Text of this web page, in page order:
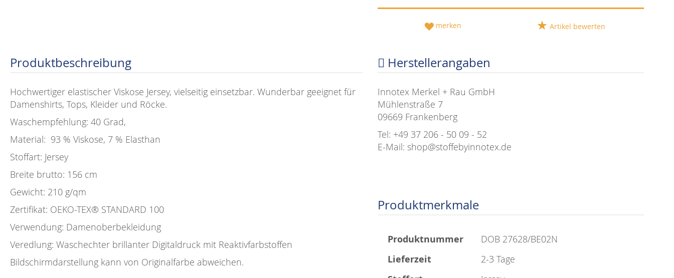
merken Artikel bewerten
Produktbeschreibung
Hochwertiger elastischer Viskose Jersey, vielseitig einsetzbar. Wunderbar geeignet für
Damenshirts, Tops, Kleider und Röcke.
Waschempfehlung: 40 Grad,
Material: 93 % Viskose, 7 % Elasthan
Stoffart: Jersey
Breite brutto: 156 cm
Gewicht: 210 g/qm
Zertifikat: OEKO-TEX®️ STANDARD 100
Verwendung: Damenoberbekleidung
Veredlung: Waschechter brillanter Digitaldruck mit Reaktivfarbstoffen
Bildschirmdarstellung kann von Originalfarbe abweichen.
Herstellerangaben
Innotex Merkel + Rau GmbH
Mühlenstraße 7
09669 Frankenberg
Tel: +49 37 206 - 50 09 - 52
E-Mail: shop@stoffebyinnotex.de
Produktmerkmale
Mehr
Produktnummer DOB 27628/BE02N
Lieferzeit 2-3 Tage